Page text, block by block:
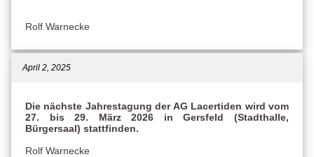
Rolf Warnecke
April 2, 2025
Die nächste Jahrestagung der AG Lacertiden wird vom
27. bis 29. März 2026 in Gersfeld (Stadthalle,
Bürgersaal) stattfinden.
Rolf Warnecke